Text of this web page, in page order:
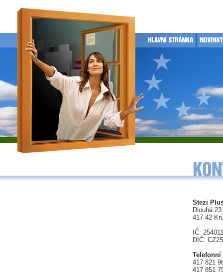
Stezi
Dlouhá
417 42
IČ:
DIČ:
417 821
417 851